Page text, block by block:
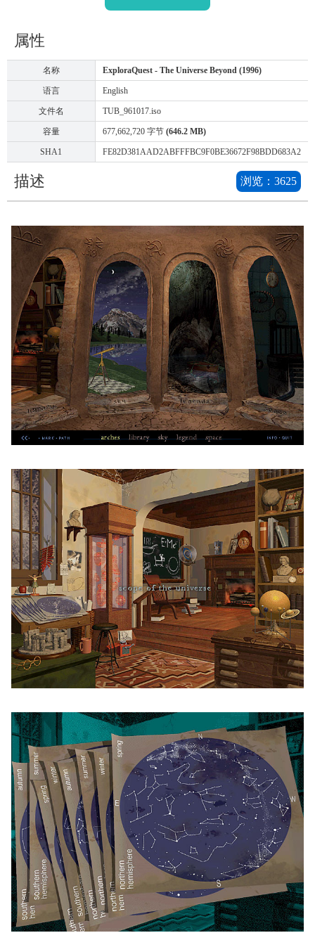
属性
名称 ExploraQuest - The Universe Beyond (1996)
语言 English
文件名 TUB_961017.iso
容量 677,662,720 字节 (646.2 MB)
SHA1 FE82D381AAD2ABFFFBC9F0BE36672F98BDD683A2
描述 浏览： 3625